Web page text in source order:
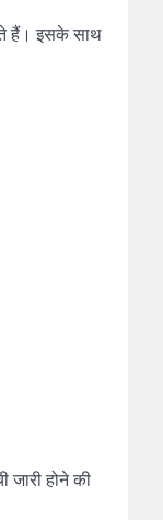
हैं। इसके साथ
होने की